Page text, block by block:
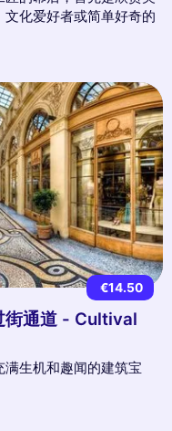
化爱好者或简单好奇的
€14.50
街通道 - Cultival
生机和趣闻的建筑宝